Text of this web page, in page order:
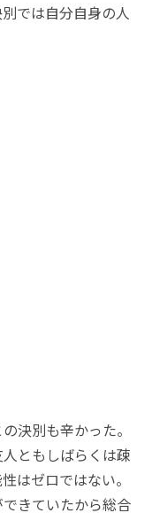
では自分自身の人
決別も辛かった。
ともしばらくは疎
はゼロではない。
きていたから総合